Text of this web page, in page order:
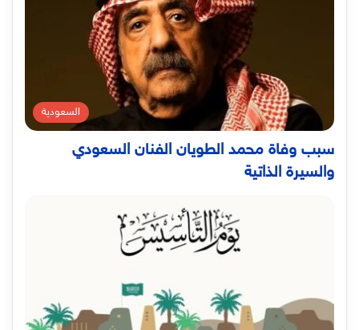
السعودية
سبب وفاة محمد الطويان الفنان السعودي
والسيرة الذاتية